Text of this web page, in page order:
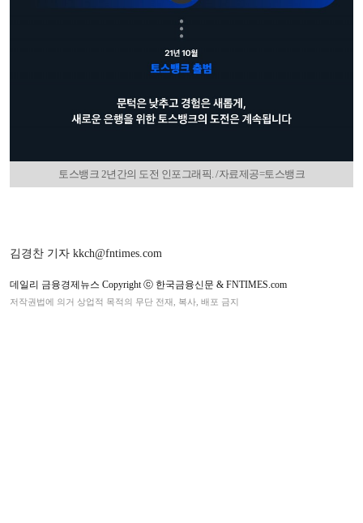
토스뱅크 2년간의 도전 인포그래픽. /자료제공=토스뱅크
김경찬 기자 kkch@fntimes.com
데일리 금융경제뉴스 Copyright ⓒ 한국금융신문 & FNTIMES.com
저작권법에 의거 상업적 목적의 무단 전재, 복사, 배포 금지